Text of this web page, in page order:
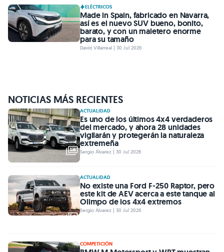
ELÉCTRICOS
Made in Spain, fabricado en Navarra,
así es el nuevo SUV bueno, bonito,
barato, y con un maletero enorme
para su tamaño
David Villarreal | 30 Jul 2026
NOTICIAS MÁS RECIENTES
ACTUALIDAD
Es uno de los últimos 4x4 verdaderos
del mercado, y ahora 28 unidades
vigilarán y protegerán la naturaleza
extremeña
Sergio Álvarez | 30 Jul 2026
ACTUALIDAD
No existe una Ford F-250 Raptor, pero
este kit de AEV acerca a este tanque al
Olimpo de los 4x4 extremos
Sergio Álvarez | 30 Jul 2026
COMPETICIÓN